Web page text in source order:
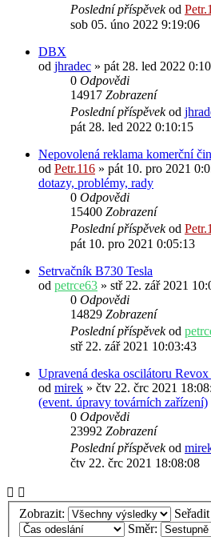
Poslední příspěvekod
sob 05. úno 2022 9:19:06
DBX
od jhradec » pát 28. led 2022
0 Odpovědi
14917 Zobrazení
Poslední příspěvekod
pát 28. led 2022 0:10:15
Nepovolená reklama komerční
od Petr.116 » pát 10. pro 2021
dotazy, problémy, rady
0 Odpovědi
15400 Zobrazení
Poslední příspěvekod
pát 10. pro 2021 0:05:13
Setrvačník B730 Tesla
od petrce63 » stř 22. zář 2021
0 Odpovědi
14829 Zobrazení
Poslední příspěvekod
stř 22. zář 2021 10:03:43
Upravená deska oscilátoru
od mirek » čtv 22. črc 2021
(event. úpravy továrních zařízení)
0 Odpovědi
23992 Zobrazení
Poslední příspěvekod
čtv 22. črc 2021 18:08:08
Zobrazit:
Směr: